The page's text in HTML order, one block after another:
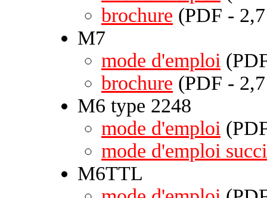
brochure (PDF -
M7
mode d'emploi
brochure (PDF -
M6 type 2248
mode d'emploi
mode d'emploi
M6TTL